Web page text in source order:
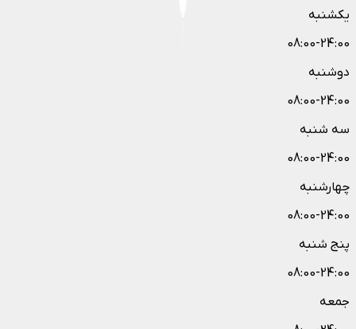
یکشنبه
08:00-24:00
دوشنبه
08:00-24:00
سه شنبه
08:00-24:00
چهارشنبه
08:00-24:00
پنج شنبه
08:00-24:00
جمعه